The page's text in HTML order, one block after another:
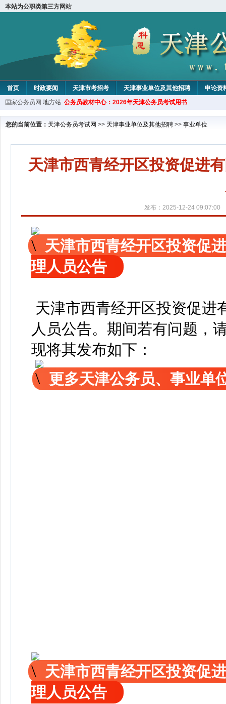
本站为公职类第三方网站
首页 时政要闻 天津市考招考 天津事业单位及其他招聘 申论资
教材中心
国家公务员网 地方站: 公务员教材中心：2026年天津公务员考试用书
您的当前位置： 天津公务员考试网 >> 天津事业单位及其他招聘 >> 事业单位
天津市西青经开区投资促进
发布：2025-12-24 09:07:00
天津市西青经开区投资促
理人员公告
天津市西青经开区投资促进
人员公告。 期间若有问题，
现将其发布如下：
更多天津公务员、事业单
天津市西青经开区投资促
理人员公告